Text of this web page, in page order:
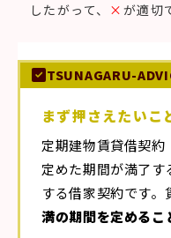
したがって、 × が適切
TSUNAGARU-
まず押さえたいこ
定期建物賃貸借契
定めた期間が満了す
する借家契約です。
満の期間を定めるこ